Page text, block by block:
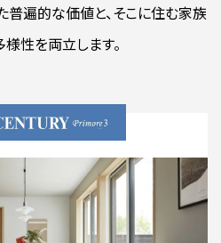
普遍的な価値と、そこに住む家族
性を両立します。